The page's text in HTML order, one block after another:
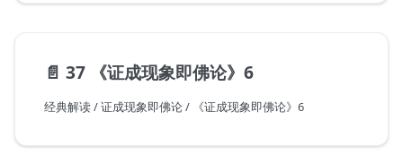
📄️ 37 《证成现象即佛论》6
经典解读 / 证成现象即佛论 / 《证成现象即佛论》6